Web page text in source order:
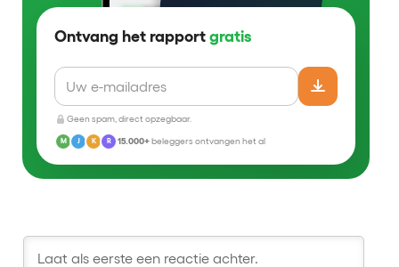
Ontvang het rapport gratis
Geen spam, direct opzegbaar.
M J K R 15.000+beleggers ontvangen het al